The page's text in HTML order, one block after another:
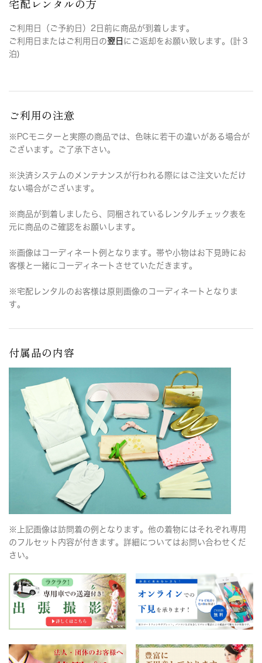
宅配レンタルの方
ご利用日（ご予約日）2日前に商品が到着します。
ご利用日またはご利用日の翌日 にご返却をお願い致します。(計３
泊)
ご利用の注意
※PCモニターと実際の商品では、色味に若干の違いがある場合が
ございます。ご了承下さい。
※決済システムのメンテナンスが行われる際にはご注文いただけ
ない場合がございます。
※商品が到着しましたら、同梱されているレンタルチェック表を
元に商品のご確認をお願いします。
※画像はコーディネート例となります。帯や小物はお下見時にお
客様と一緒にコーディネートさせていただきます。
※宅配レンタルのお客様は原則画像のコーディネートとなりま
す。
付属品の内容
※上記画像は訪問着の例となります。他の着物にはそれぞれ専用
のフルセット内容が付きます。詳細についてはお問い合わせくだ
さい。